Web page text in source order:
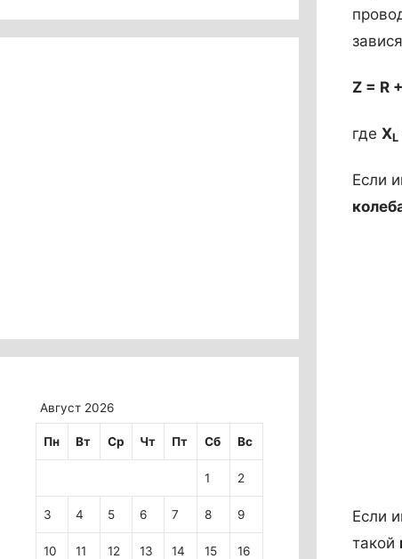
Z = R +
где XL
Если
Если
такой
Август 2026
Пн Вт Ср Чт Пт Сб Вс
1 2
3 4 5 6 7 8 9
10 11 12 13 14 15 16